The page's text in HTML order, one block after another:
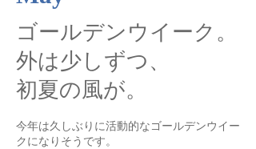
ゴールデンウイーク。
外は少しずつ、
初夏の風が。
今年は久しぶりに活動的なゴールデンウイー
クになりそうです。